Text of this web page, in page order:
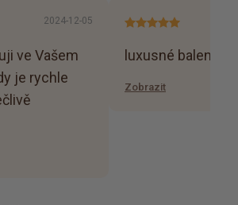
2024-12-05
ve Vašem
je rychle
luxusné balenie
Zobrazit